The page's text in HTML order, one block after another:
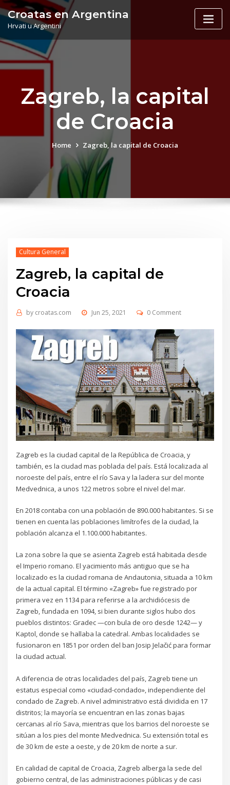
Skip
to
content
Croatas en Argentina
Hrvati u Argentini
Zagreb, la capital
de Croacia
Home Zagreb, la capital de Croacia
Cultura General
Zagreb, la capital de
Croacia
by croatas.com Jun 25, 2021 0 Comment
Zagreb es la ciudad capital de la República de Croacia, y
también, es la ciudad mas poblada del país. Está localizada al
noroeste del país, entre el río Sava y la ladera sur del monte
Medvednica, a unos 122 metros sobre el nivel del mar.
En 2018 contaba con una población de 890.000 habitantes. Si se
tienen en cuenta las poblaciones limítrofes de la ciudad, la
población alcanza el 1.100.000 habitantes.
La zona sobre la que se asienta Zagreb está habitada desde
el Imperio romano. El yacimiento más antiguo que se ha
localizado es la ciudad romana de Andautonia, situada a 10 km
de la actual capital. El término «Zagreb» fue registrado por
primera vez en 1134 para referirse a la archidiócesis de
Zagreb, fundada en 1094,​ si bien durante siglos hubo dos
pueblos distintos: Gradec —con bula de oro desde 1242— y
Kaptol, donde se hallaba la catedral. Ambas localidades se
fusionaron en 1851 por orden del ban Josip Jelačić para formar
la ciudad actual.​
A diferencia de otras localidades del país, Zagreb tiene un
estatus especial como «ciudad-condado», independiente del
condado de Zagreb. A nivel administrativo está dividida en 17
distritos; la mayoría se encuentran en las zonas bajas
cercanas al río Sava, mientras que los barrios del noroeste se
sitúan a los pies del monte Medvednica. Su extensión total es
de 30 km de este a oeste, y de 20 km de norte a sur.
En calidad de capital de Croacia, Zagreb alberga la sede del
gobierno central, de las administraciones públicas y de casi